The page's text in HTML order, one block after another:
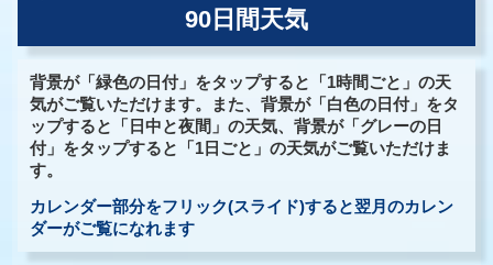
90日間天気
背景が「緑色の日付」をタップすると「1時間ごと」の天
気がご覧いただけます。また、背景が「白色の日付」をタ
ップすると「日中と夜間」の天気、背景が「グレーの日
付」をタップすると「1日ごと」の天気がご覧いただけま
す。
カレンダー部分をフリック(スライド)すると翌月のカレン
ダーがご覧になれます